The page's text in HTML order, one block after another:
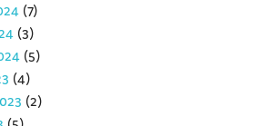
(7)
(3)
(5)
(4)
(2)